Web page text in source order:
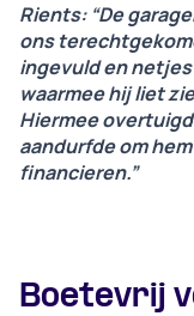
Rients: “De
ons
ingevuld en
waarmee hij liet
Hiermee
aandurfde om
financieren.”
Boetevrij